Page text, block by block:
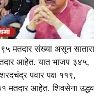
मतदार संख्या असून सातारा
आहेत. यात भाजप ३४५,
शरदचंद्र पवार पक्ष ११९,
मतदार आहेत. शिवसेना उद्धव